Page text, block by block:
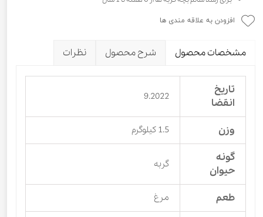
افزودن به علاقه مندی ها
مشخصات محصول شرح محصول نظرات
تاریخ
انقضا
9.2022
وزن 1.5 کیلوگرم
گونه
حیوان
گربه
طعم مرغ